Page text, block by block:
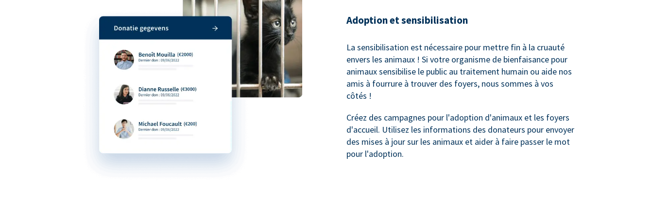
Adoption et sensibilisation
La sensibilisation est nécessaire pour mettre fin à la cruauté
envers les animaux ! Si votre organisme de bienfaisance pour
animaux sensibilise le public au traitement humain ou aide nos
amis à fourrure à trouver des foyers, nous sommes à vos
côtés !
Créez des campagnes pour l'adoption d'animaux et les foyers
d'accueil. Utilisez les informations des donateurs pour envoyer
des mises à jour sur les animaux et aider à faire passer le mot
pour l'adoption.